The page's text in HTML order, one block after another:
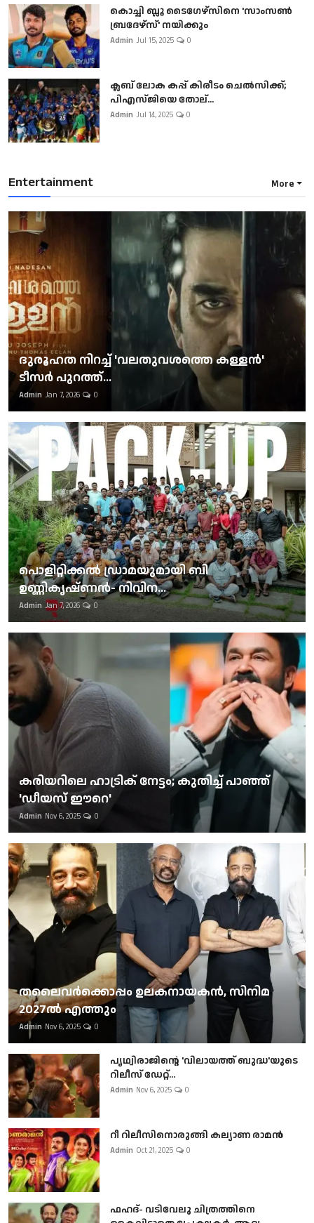
കൊച്ചി ബ്ലൂ ടൈഗേഴ്സിനെ 'സാംസൺ
ബ്രദേഴ്സ്' നയിക്കും
Admin Jul 15, 2025 0
ക്ലബ് ലോക കപ്പ് കിരീടം ചെല്‍സിക്ക്;
പിഎസ്ജിയെ തോല്...
Admin Jul 14, 2025 0
Entertainment More
ദുരൂഹത നിറച്ച് 'വലതുവശത്തെ കള്ളന്‍'
ടീസര്‍ പുറത്ത്...
Admin Jan 7, 2026 0
പൊളിറ്റിക്കല്‍ ഡ്രാമയുമായി ബി
ഉണ്ണികൃഷ്ണന്‍- നിവിന...
Admin Jan 7, 2026 0
കരിയറിലെ ഹാട്രിക് നേട്ടം; കുതിച്ച് പാഞ്ഞ്
'ഡീയസ് ഈറെ'
Admin Nov 6, 2025 0
തലൈവര്‍ക്കൊപ്പം ഉലകനായകന്‍, സിനിമ
2027ല്‍ എത്തും
Admin Nov 6, 2025 0
പൃഥ്വിരാജിന്റെ 'വിലായത്ത് ബുദ്ധ'യുടെ
റിലീസ് ഡേറ്റ്...
Admin Nov 6, 2025 0
റീ റിലീസിനൊരുങ്ങി കല്യാണ രാമൻ
Admin Oct 21, 2025 0
ഫഹദ്- വടിവേലു ചിത്രത്തിനെ